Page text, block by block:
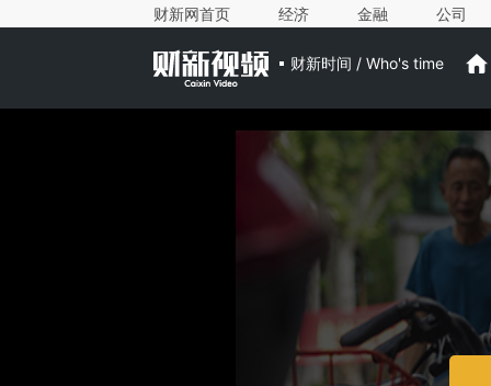
财新网首页 经济 金融 公司
财新时间 / Who's time